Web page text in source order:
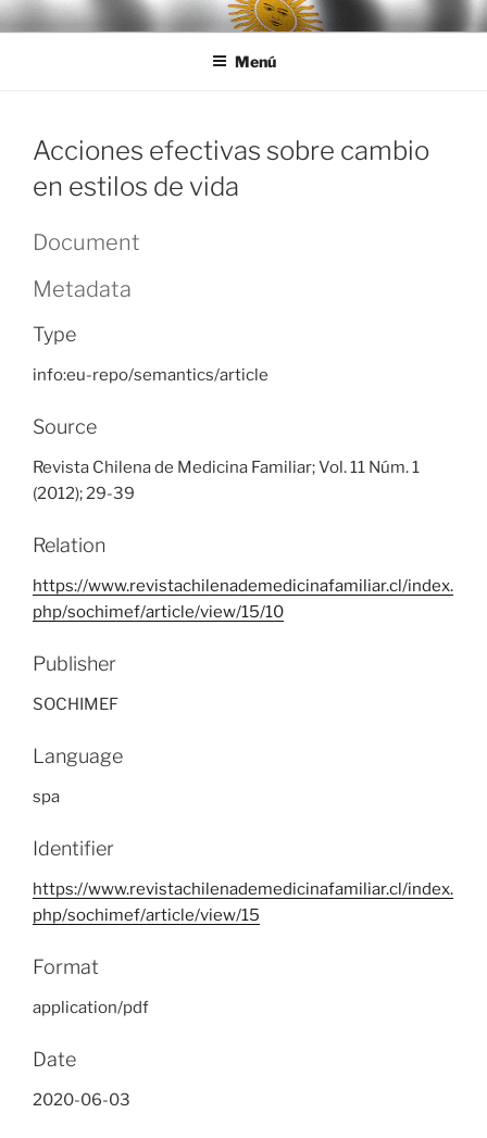
Ir
al
LEGISALUD
Menú
Acciones efectivas sobre cambio
en estilos de vida
Document
Metadata
Type
info:eu-repo/semantics/article
Source
Revista Chilena de Medicina Familiar; Vol. 11 Núm. 1
(2012); 29-39
Relation
https://www.revistachilenademedicinafamiliar.cl/index.
php/sochimef/article/view/15/10
Publisher
SOCHIMEF
Language
spa
Identifier
https://www.revistachilenademedicinafamiliar.cl/index.
php/sochimef/article/view/15
Format
application/pdf
Date
2020-06-03